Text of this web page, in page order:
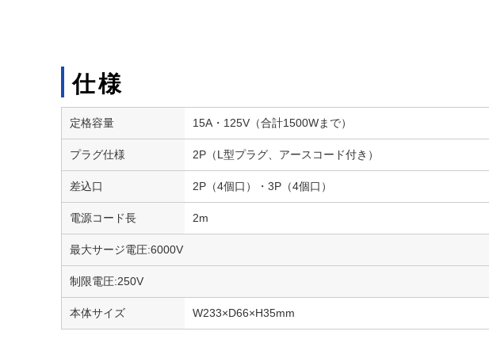
仕様
定格容量 15A・125V（合計1500Wまで）
プラグ仕様 2P（L型プラグ、アースコード付き）
差込口 2P（4個口）・3P（4個口）
電源コード長 2m
最大サージ電圧:6000V
制限電圧:250V
本体サイズ W233×D66×H35mm